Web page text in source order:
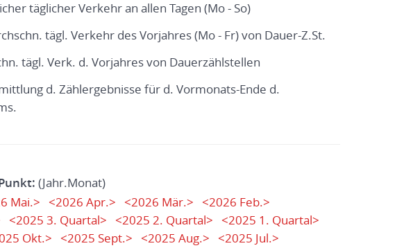
täglicher Verkehr an allen Tagen (Mo - So)
tägl. Verkehr des Vorjahres (Mo - Fr) von Dauer-Z.St.
tägl. Verk. d. Vorjahres von Dauerzählstellen
d. Zählergebnisse für d. Vormonats-Ende d.
(Jahr.Monat)
Mai.> <2026 Apr.> <2026 Mär.>
<2026 Feb.>
<2025 3. Quartal> <2025 2. Quartal>
<2025 1. Quartal>
Okt.> <2025 Sept.> <2025 Aug.>
<2025 Jul.>